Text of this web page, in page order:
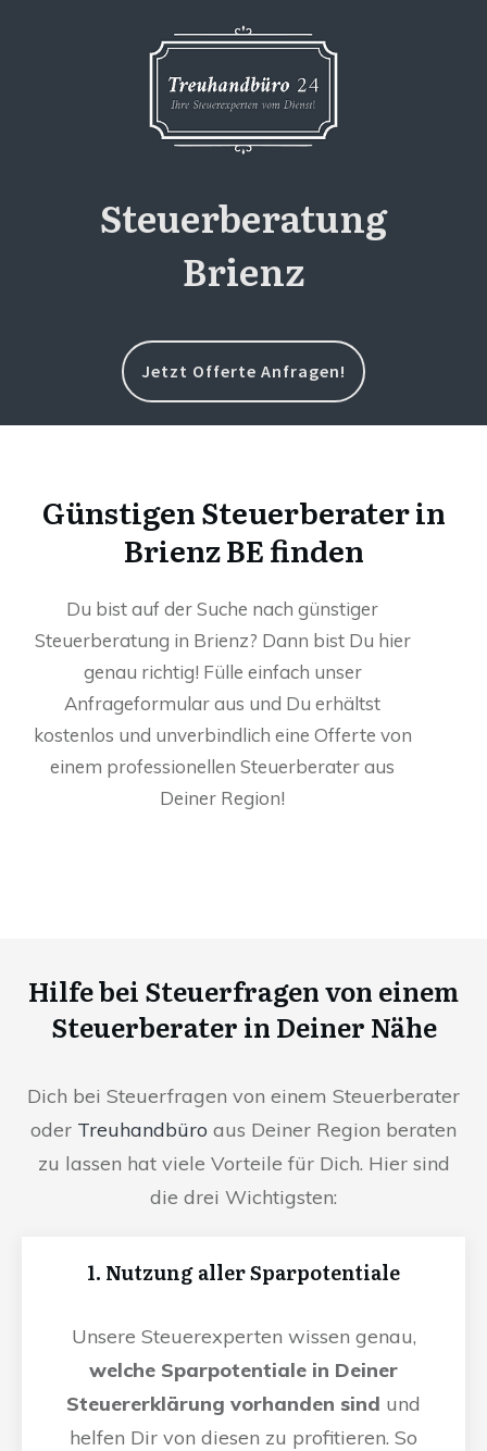
Steuerberatung
Brienz
Jetzt Offerte Anfragen!
Günstigen Steuerberater in
Brienz BE finden
Du bist auf der Suche nach günstiger
Steuerberatung in Brienz? Dann bist Du hier
genau richtig! Fülle einfach unser
Anfrageformular aus und Du erhältst
kostenlos und unverbindlich eine Offerte von
einem professionellen Steuerberater aus
Deiner Region!
Hilfe bei Steuerfragen von einem
Steuerberater in Deiner Nähe
Dich bei Steuerfragen von einem Steuerberater
oder Treuhandbüro aus Deiner Region beraten
zu lassen hat viele Vorteile für Dich. Hier sind
die drei Wichtigsten:
1. Nutzung aller Sparpotentiale
Unsere Steuerexperten wissen genau,
welche Sparpotentiale in Deiner
Steuererklärung vorhanden sind und
helfen Dir von diesen zu profitieren. So